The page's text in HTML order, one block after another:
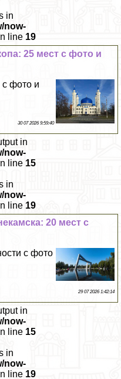
in
now-
line 19
25 мест с фото и
с фото и
30 07 2026 9:59:40
in
now-
line 15
in
now-
line 19
20 мест с
с фото
29 07 2026 1:42:14
in
now-
line 15
in
now-
line 19